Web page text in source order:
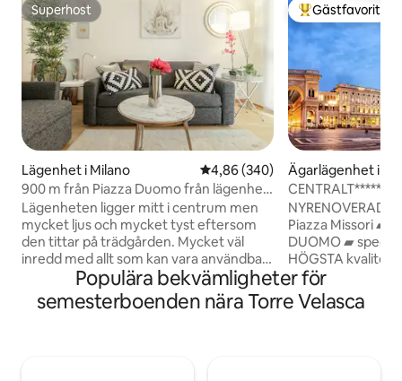
Superhost
Superhost
Lägenhet i Milano 4,86 av 5 i genomsnittligt
4,86 (340)
900 m från Piazza Duomo från lägenhet,
i historiskt centrum
Lägenheten ligger mitt i centrum men
mycket ljus och mycket tyst eftersom
den tittar på trädgården. Mycket väl
inredd med allt som kan vara användbart
att laga mat med trevlig för en person
och även för hela familjen , mycket
bekvämt med rymligt och ljust badrum.
Populär
Gästfavorit
Ägarlägenhet i
CENTRALT*****
MILANO
NYRENOVERAD ÄKTA ▰ STADSKÄRNA
Piazza Missori ▰
DUOMO ▰
HÖGSTA kvalitet
▰ Upp till 8 vuxna
service ▰ vår
Populära bekvämligheter för
semesterboenden nära Torre Velasca